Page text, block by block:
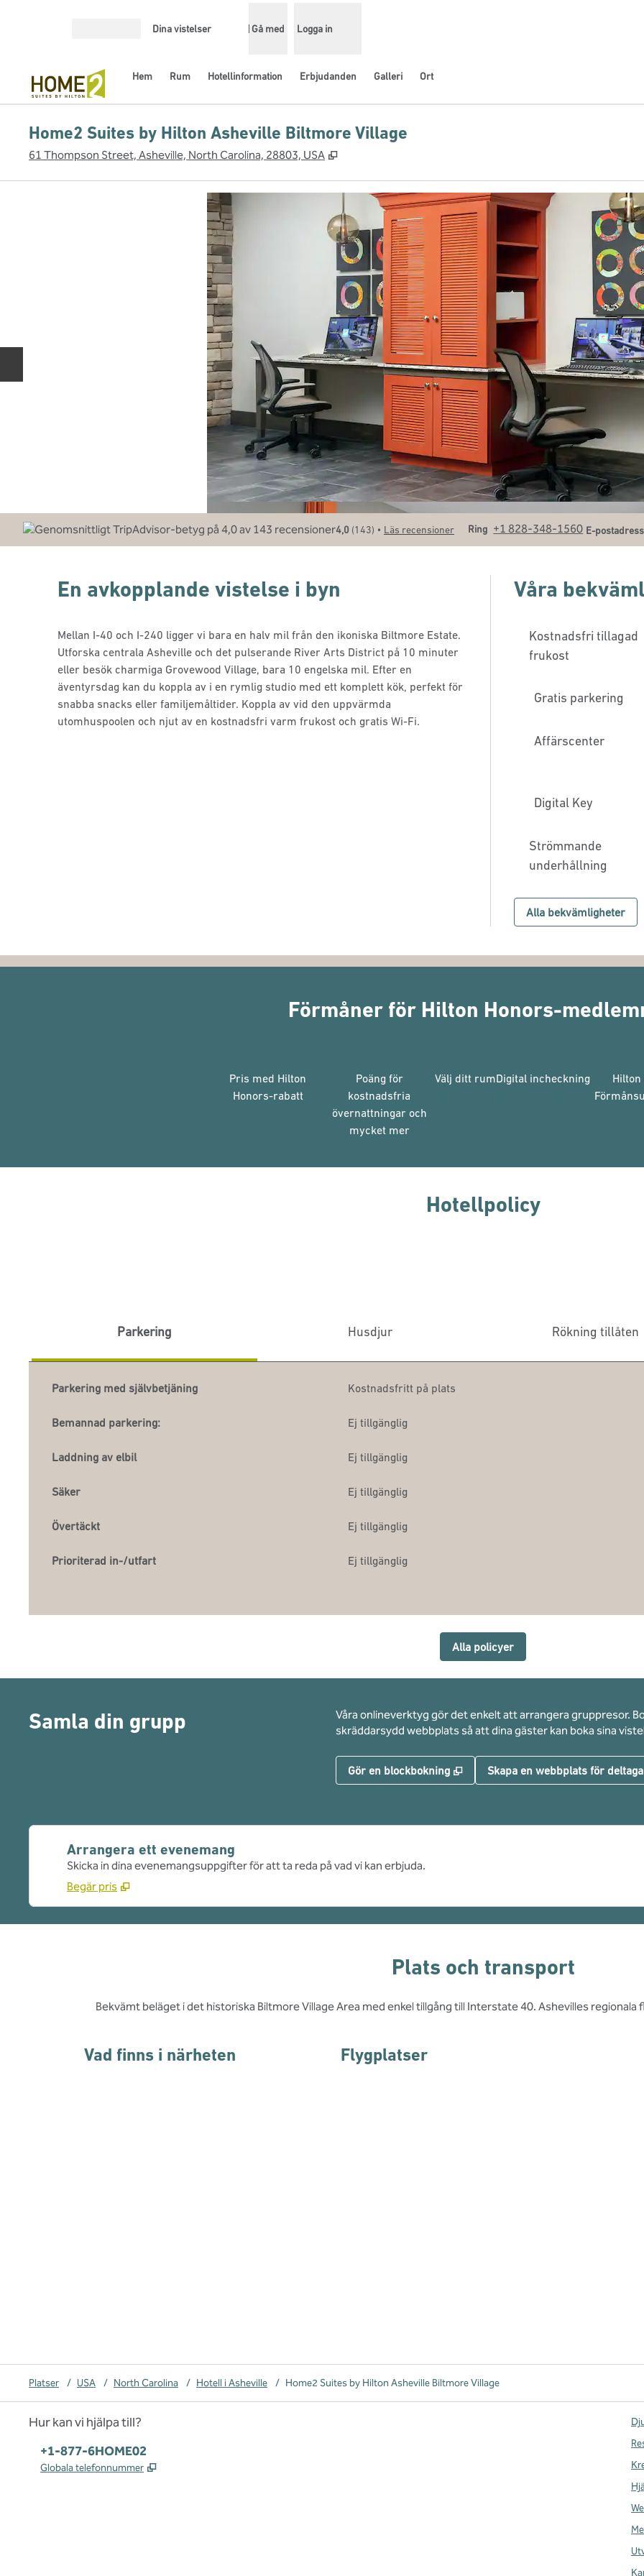
Dina vistelser Gå med Logga in
Hem Rum Hotellinformation Erbjudanden Galleri Ort
Home2 Suites by Hilton Asheville Biltmore Village
61 Thompson Street, Asheville, North Carolina, 28803, USA ,
4,0 (143) • Läs recensioner Ring
Ring +1 828-348-1560 E-postadress
E-
En avkopplande vistelse i byn
Mellan I-40 och I-240 ligger vi bara en halv mil från den ikoniska Biltmore Estate.
Utforska centrala Asheville och det pulserande River Arts District på 10 minuter
eller besök charmiga Grovewood Village, bara 10 engelska mil. Efter en
äventyrsdag kan du koppla av i en rymlig studio med ett komplett kök, perfekt för
snabba snacks eller familjemåltider. Koppla av vid den uppvärmda
utomhuspoolen och njut av en kostnadsfri varm frukost och gratis Wi-Fi.
Våra
Kostnadsfri tillagad
frukost
Gratis parkering
Affärscenter
Digital Key
Strömmande
underhållning
Alla bekvämligheter
Förmåner för Hilton Honors-
Pris med Hilton
Honors-rabatt
Poäng för
kostnadsfria
övernattningar och
mycket mer
Välj ditt rumDigital incheckning
Hilton
Hotellpolicy
Parkering Husdjur Rökning tillåten
Parkering med självbetjäning Kostnadsfritt på plats
Bemannad parkering: Ej tillgänglig
Laddning av elbil Ej tillgänglig
Säker Ej tillgänglig
Övertäckt Ej tillgänglig
Prioriterad in-/utfart Ej tillgänglig
Alla policyer
Samla din grupp
Våra onlineverktyg gör det enkelt att arrangera gruppresor.
skräddarsydd webbplats så att dina gäster kan boka sina
Gör en blockbokning , Öppnas i ny flik
Skapa en webbplats för
Arrangera ett evenemang
Skicka in dina evenemangsuppgifter för att ta reda på vad vi kan erbjuda.
Begär pris
Plats och transport
Bekvämt beläget i det historiska Biltmore Village Area med enkel tillgång till Interstate 40. Ashevilles
Vad finns i närheten Flygplatser
Platser / USA / North Carolina / Hotell i Asheville / Home2 Suites by Hilton Asheville Biltmore Village
Hur kan vi hjälpa till?
Telefon:
+1-877-6HOME02
Globala telefonnummer ,